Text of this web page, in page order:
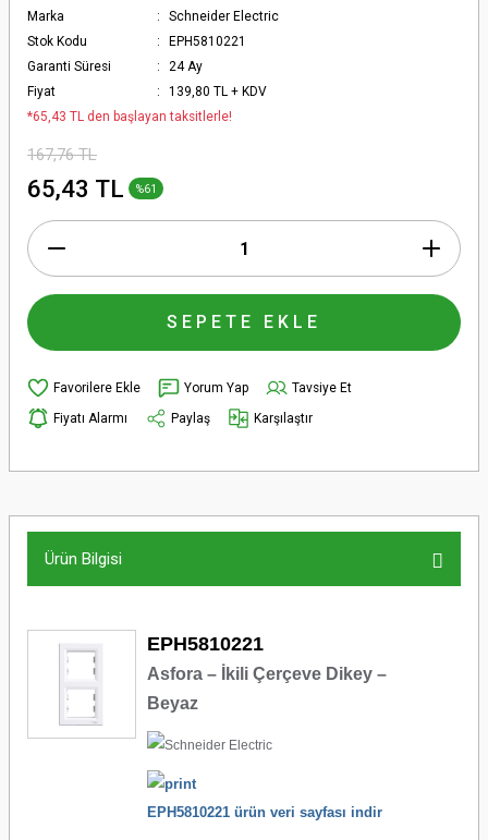
Marka
Schneider Electric
Stok Kodu
EPH5810221
Garanti Süresi
24 Ay
Fiyat
139,80 TL + KDV
*65,43 TL den başlayan taksitlerle!
167,76 TL
65,43 TL %61
SEPETE EKLE
Yorum Yap
Tavsiye Et
Fiyatı Alarmı
Paylaş Karşılaştır
Ürün Bilgisi
EPH5810221
Asfora – İkili Çerçeve Dikey –
Beyaz
EPH5810221 ürün veri sayfası indir